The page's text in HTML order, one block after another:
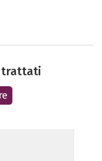
trattati